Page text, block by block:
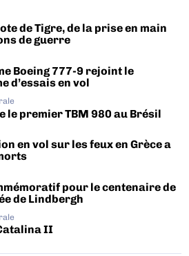
de Tigre, de la prise en main
de guerre
Boeing 777-9 rejoint le
d’essais en vol
le premier TBM 980 au Brésil
en vol sur les feux en Grèce a
pour le centenaire de
de Lindbergh
II